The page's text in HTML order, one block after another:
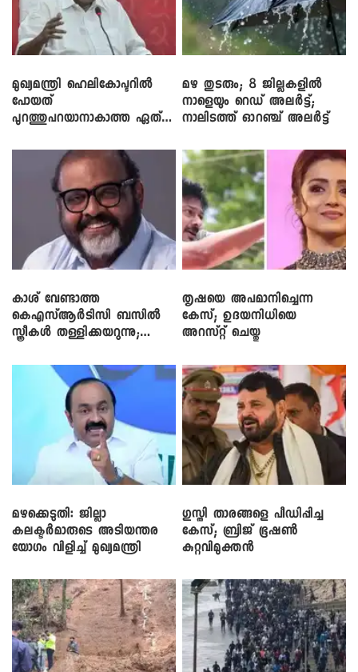
മുഖ്യമന്ത്രി ഹെലികോപ്ടറിൽ
പോയത്
പുറത്തുപറയാനാകാത്ത ഏത്
മഴ തുടരും; 8 ജില്ലകളിൽ
നാളെയും റെഡ് അലർട്ട്;
നാലിടത്ത് ഓറഞ്ച് അലർട്ട്
കാശ് വേണ്ടാത്ത
കെഎസ്ആർടിസി ബസിൽ
സ്ത്രീകൾ തള്ളിക്കയറുന്നു;
തൃഷയെ അപമാനിച്ചെന്ന
കേസ്; ഉദയനിധിയെ
അറസ്റ്റ് ചെയ്തു
മഴക്കെടുതി: ജില്ലാ
കലക്ടർമാരുടെ അടിയന്തര
യോഗം വിളിച്ച് മുഖ്യമന്ത്രി
​ഗുസ്തി താരങ്ങളെ പീഡിപ്പിച്ച
കേസ്; ബ്രിജ് ഭൂഷൺ
കുറ്റവിമുക്തൻ